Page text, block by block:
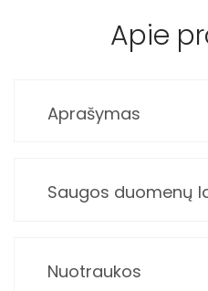
Apie
Aprašymas
Saugos duomenų
Nuotraukos